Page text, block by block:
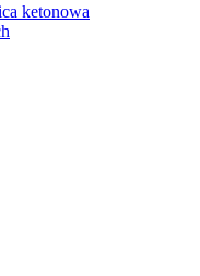
ketonowa